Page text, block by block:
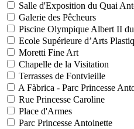
Salle d'Exposition du Quai
Galerie des Pêcheurs
Piscine Olympique Albert II
Ecole Supérieure d’Arts
Moretti Fine Art
Chapelle de la Visitation
Terrasses de Fontvieille
A Fàbrica - Parc Princesse
Rue Princesse Caroline
Place d'Armes
Parc Princesse Antoinette